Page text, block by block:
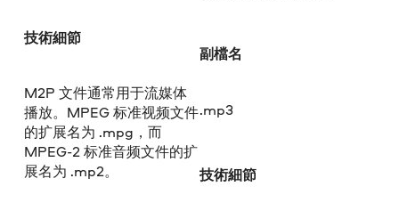
技術細節
M2P 文件通常用于流媒体
播放。MPEG 标准视频文件
的扩展名为 .mpg，而
MPEG-2 标准音频文件的扩
展名为 .mp2。
副檔名
.mp3
技術細節